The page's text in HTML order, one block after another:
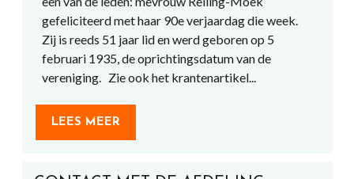
gefeliciteerd met haar 90e verjaardag die week.
Zij is reeds 51 jaar lid en werd geboren op 5
februari 1935, de oprichtingsdatum van de
vereniging. Zie ook het krantenartikel...
LEES MEER